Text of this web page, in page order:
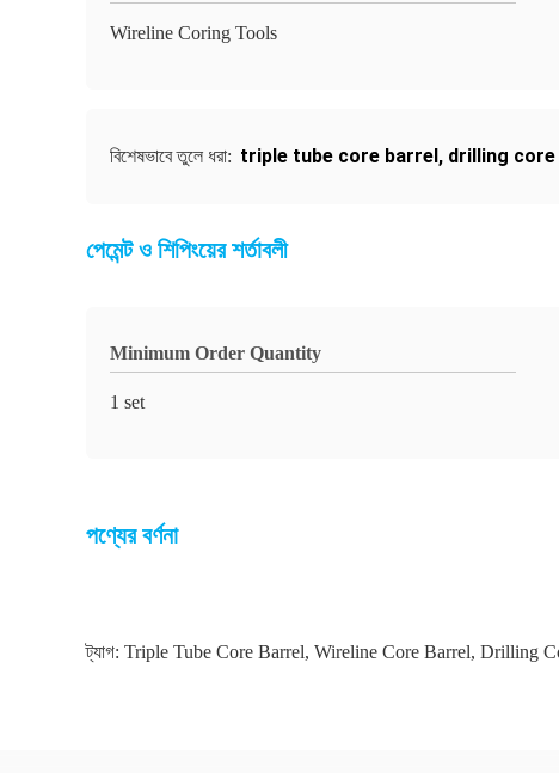
Wireline Coring Tools
বিশেষভাবে তুলে ধরা: triple tube core barrel, drilling
পেমেন্ট ও শিপিংয়ের শর্তাবলী
Minimum Order Quantity
1 set
পণ্যের বর্ণনা
ট্যাগ: Triple Tube Core Barrel, Wireline Core Barrel, Drilling